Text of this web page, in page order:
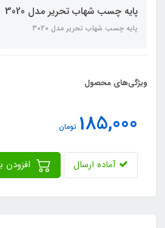
پایه چسب شهاب تحریر مدل 3020
پایه چسب شهاب تحریر مدل 3020
ویژگی‌های محصول
185,000 تومان
آماده ارسال